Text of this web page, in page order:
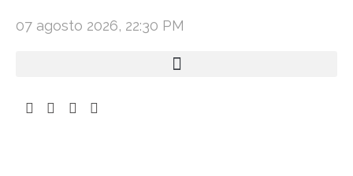
07 agosto 2026, 22:30 PM